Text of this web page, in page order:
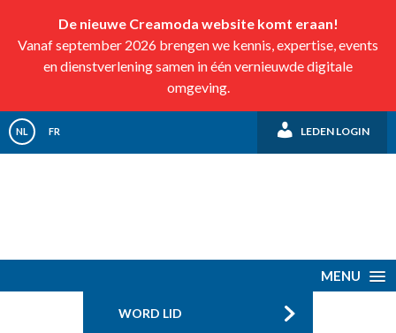
De nieuwe Creamoda website komt eraan!
Vanaf september 2026 brengen we kennis, expertise, events
en dienstverlening samen in één vernieuwde digitale
omgeving.
NL FR LEDEN LOGIN
MENU
WORD LID